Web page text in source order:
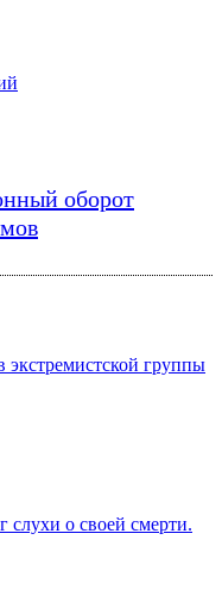
оборот
экстремистской группы
слухи о своей смерти.